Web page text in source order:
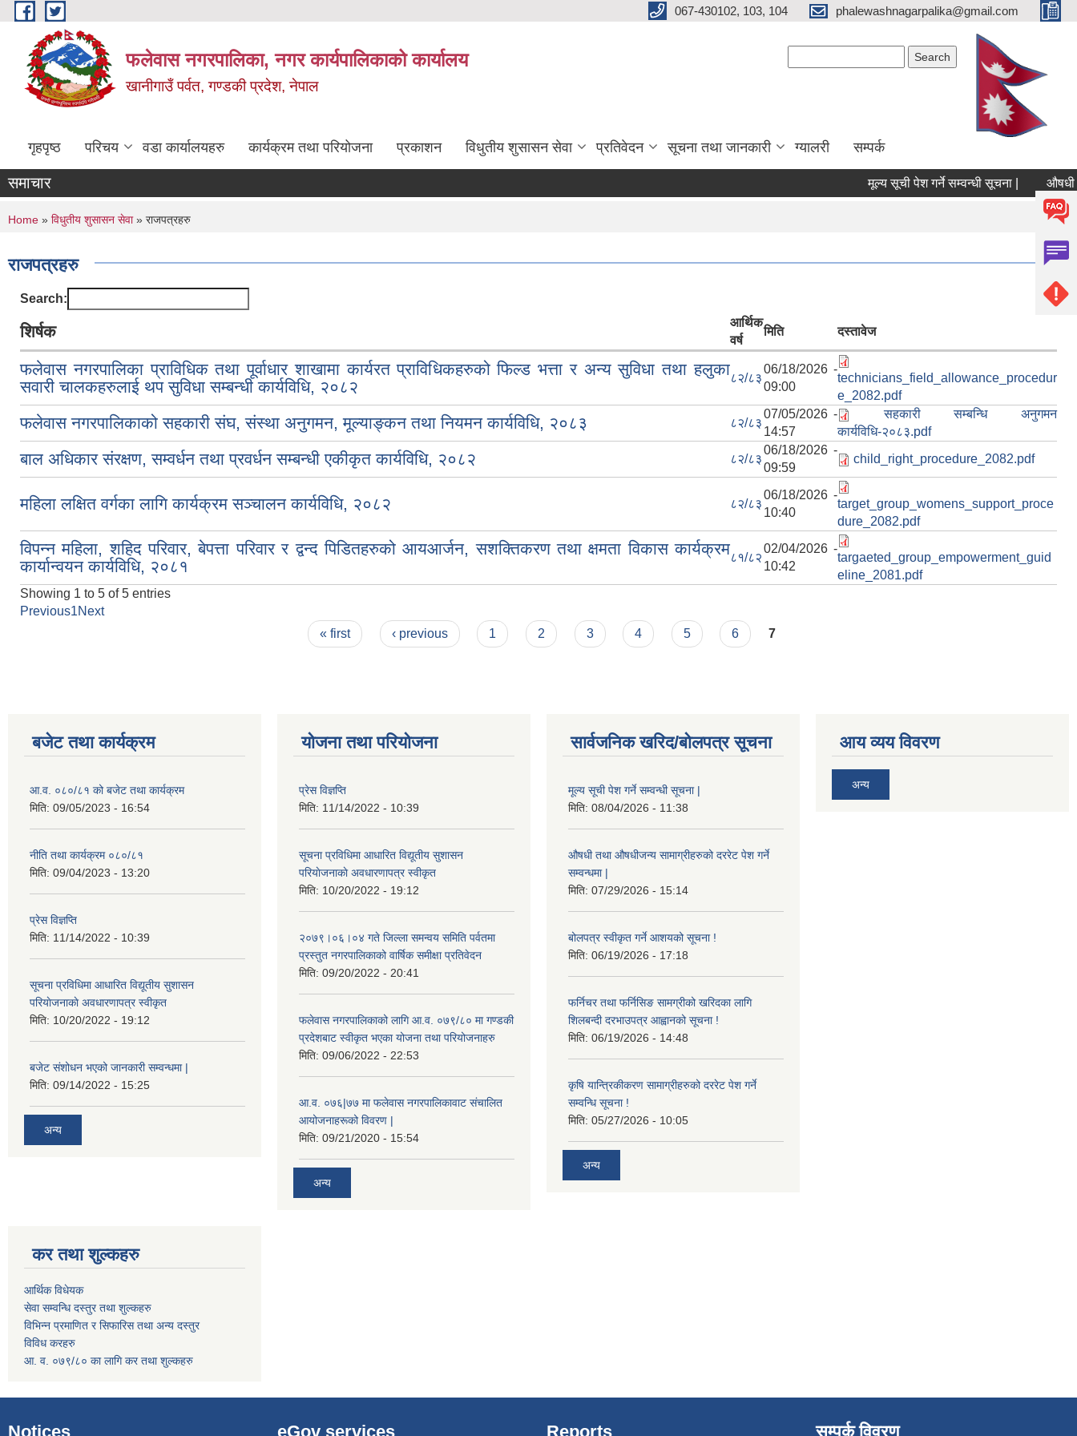
Skip to main content 067-430102, 103, 104 phalewashnagarpalika@gmail.com
फलेवास नगरपालिका, नगर कार्यपालिकाको कार्यालय
खानीगाउँ पर्वत, गण्डकी प्रदेश, नेपाल
गृहपृष्ठ परिचय वडा कार्यालयहरु कार्यक्रम तथा परियोजना प्रकाशन विधुतीय शुसासन सेवा प्रतिवेदन सूचना तथा जानकारी ग्यालरी सम्पर्क
समाचार मूल्य सूची पेश गर्ने सम्वन्धी सूचना | औषधी
You are here
Home » विधुतीय शुसासन सेवा» राजपत्रहरु
राजपत्रहरु
Search:
शिर्षक
आर्थिक
वर्ष
मिति दस्तावेज
फलेवास नगरपालिका प्राविधिक तथा पूर्वाधार शाखामा कार्यरत प्राविधिकहरुको फिल्ड भत्ता र अन्य सुविधा तथा हलुका
सवारी चालकहरुलाई थप सुविधा सम्बन्धी कार्यविधि, २०८२
८२/८३
06/18/2026 -
09:00
technicians_field_allowance_procedur
e_2082.pdf
फलेवास नगरपालिकाको सहकारी संघ, संस्था अनुगमन, मूल्याङ्कन तथा नियमन कार्यविधि, २०८३ ८२/८३
07/05/2026 -
14:57
सहकारी सम्बन्धि अनुगमन
कार्यविधि-२०८३.pdf
बाल अधिकार संरक्षण, सम्वर्धन तथा प्रवर्धन सम्बन्धी एकीकृत कार्यविधि, २०८२ ८२/८३
06/18/2026 -
09:59
child_right_procedure_2082.pdf
महिला लक्षित वर्गका लागि कार्यक्रम सञ्चालन कार्यविधि, २०८२ ८२/८३
06/18/2026 -
10:40
target_group_womens_support_proce
dure_2082.pdf
विपन्न महिला, शहिद परिवार, बेपत्ता परिवार र द्वन्द पिडितहरुको आयआर्जन, सशक्तिकरण तथा क्षमता विकास कार्यक्रम
कार्यान्वयन कार्यविधि, २०८१
८१/८२
02/04/2026 -
10:42
targaeted_group_empowerment_guid
eline_2081.pdf
Showing 1 to 5 of 5 entries
Previous1Next
« first ‹ previous 1 2 3 4 5 6 7
बजेट तथा कार्यक्रम
आ.व. ०८०/८१ को बजेट तथा कार्यक्रम
मिति: 09/05/2023 - 16:54
नीति तथा कार्यक्रम ०८०/८१
मिति: 09/04/2023 - 13:20
प्रेस विज्ञप्ति
मिति: 11/14/2022 - 10:39
सूचना प्रविधिमा आधारित विद्यूतीय सुशासन
परियाेजनाकाे अवधारणापत्र स्वीकृत
मिति: 10/20/2022 - 19:12
बजेट संशोधन भएको जानकारी सम्वन्धमा |
मिति: 09/14/2022 - 15:25
अन्य
योजना तथा परियोजना
प्रेस विज्ञप्ति
मिति: 11/14/2022 - 10:39
सूचना प्रविधिमा आधारित विद्यूतीय सुशासन
परियाेजनाकाे अवधारणापत्र स्वीकृत
मिति: 10/20/2022 - 19:12
२०७९।०६।०४ गते जिल्ला समन्वय समिति पर्वतमा
प्रस्तुत नगरपालिकाको वार्षिक समीक्षा प्रतिवेदन
मिति: 09/20/2022 - 20:41
फलेवास नगरपालिकाको लागि आ.व. ०७९/८० मा गण्डकी
प्रदेशबाट स्वीकृत भएका योजना तथा परियोजनाहरु
मिति: 09/06/2022 - 22:53
आ.व. ०७६|७७ मा फलेवास नगरपालिकावाट संचालित
आयोजनाहरूको विवरण |
मिति: 09/21/2020 - 15:54
अन्य
सार्वजनिक खरिद/बोलपत्र सूचना
मूल्य सूची पेश गर्ने सम्वन्धी सूचना |
मिति: 08/04/2026 - 11:38
औषधी तथा औषधीजन्य सामाग्रीहरुको दररेट पेश गर्ने
सम्वन्धमा |
मिति: 07/29/2026 - 15:14
बोलपत्र स्वीकृत गर्ने आशयको सूचना !
मिति: 06/19/2026 - 17:18
फर्निचर तथा फर्निसिङ सामग्रीको खरिदका लागि
शिलबन्दी दरभाउपत्र आह्वानको सूचना !
मिति: 06/19/2026 - 14:48
कृषि यान्त्रिकीकरण सामाग्रीहरुको दररेट पेश गर्ने
सम्वन्धि सूचना !
मिति: 05/27/2026 - 10:05
अन्य
आय व्यय विवरण
अन्य
कर तथा शुल्कहरु
आर्थिक विधेयक
सेवा सम्वन्धि दस्तुर तथा शुल्कहरु
विभिन्न प्रमाणित र सिफारिस तथा अन्य दस्तुर
विविध करहरु
आ. व. ०७९/८० का लागि कर तथा शुल्कहरु
Notices eGov services Reports सम्पर्क विवरण